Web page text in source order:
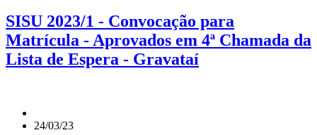
SISU 2023/1 - Convocação para
Matrícula - Aprovados em 4ª Chamada da
Lista de Espera - Gravataí
24/03/23